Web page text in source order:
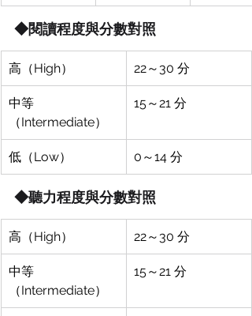
◆閱讀程度與分數對照
高（High） 22～30 分
中等
（Intermediate）
15～21 分
低（Low） 0～14 分
◆聽力程度與分數對照
高（High） 22～30 分
中等
（Intermediate）
15～21 分